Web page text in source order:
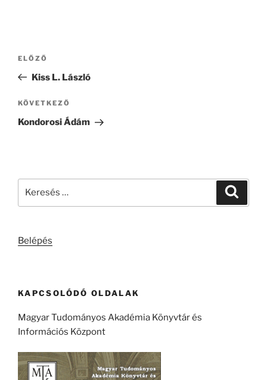
Bejegyzés
Korábbi
bejegyzés
ELŐZŐ
Kiss L. László
Következő
bejegyzés
KÖVETKEZŐ
Kondorosi Ádám
Belépés
KAPCSOLÓDÓ OLDALAK
Magyar Tudományos Akadémia Könyvtár és
Információs Központ